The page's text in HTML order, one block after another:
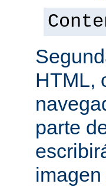
HTML,
parte